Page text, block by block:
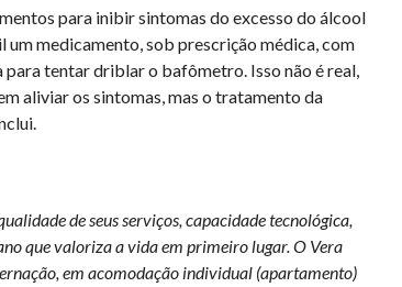
para inibir sintomas do excesso do álcool
medicamento, sob prescrição médica, com
tentar driblar o bafômetro. Isso não é real,
aliviar os sintomas, mas o tratamento da
de seus serviços, capacidade tecnológica,
que valoriza a vida em primeiro lugar. O Vera
em acomodação individual (apartamento)